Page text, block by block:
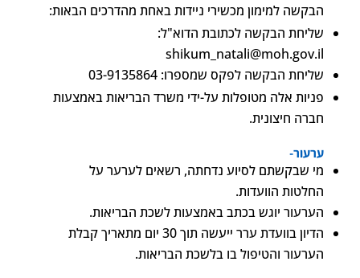
הבקשה למימון מכשירי ניידות באחת מהדרכים הבאות:
שליחת הבקשה לכתובת הדוא"ל:
shikum_natali@moh.gov.il
שליחת הבקשה לפקס שמספרו: 03-9135864
פניות אלה מטופלות על-ידי משרד הבריאות באמצעות
חברה חיצונית.
ערעור-
מי שבקשתם לסיוע נדחתה, רשאים לערער על
החלטות הוועדות.
הערעור יוגש בכתב באמצעות לשכת הבריאות.
הדיון בוועדת ערר ייעשה תוך 30 יום מתאריך קבלת
הערעור והטיפול בו בלשכת הבריאות.